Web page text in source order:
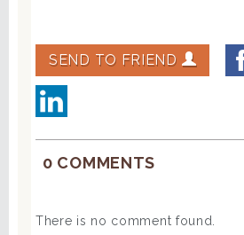
SEND TO FRIEND
0 COMMENTS
There is no comment found.